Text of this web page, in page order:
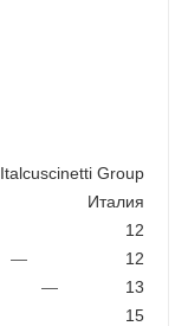
Italcuscinetti Group
Италия
12
—
12
—
13
15